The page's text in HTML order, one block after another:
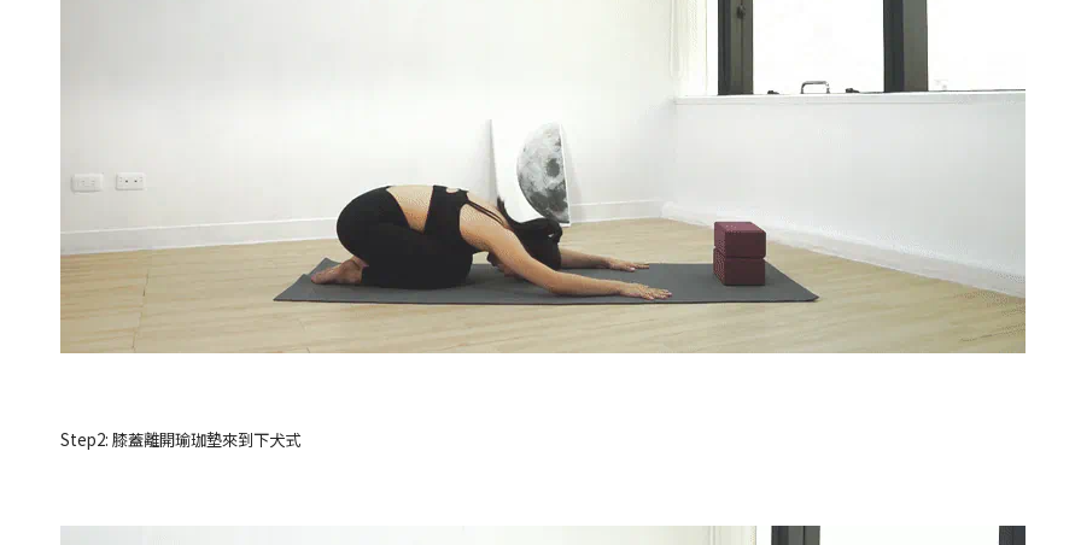
Step2: 膝蓋離開瑜珈墊來到下犬式